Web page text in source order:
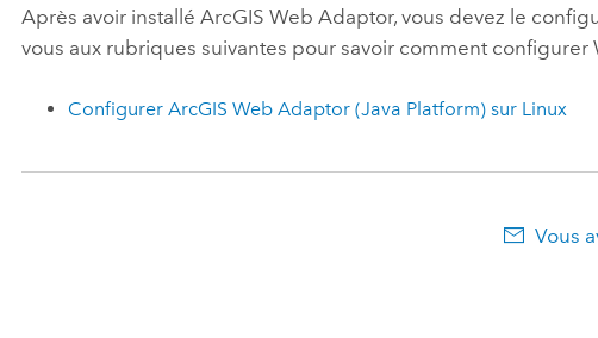
Après avoir installéArcGIS Web Adaptor, vous devez le
vous aux rubriques suivantes pour savoir comment
Configurer ArcGIS Web Adaptor(Java Platform) sur Linux
Vous